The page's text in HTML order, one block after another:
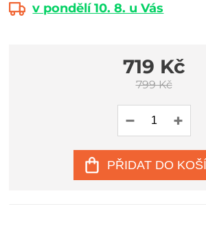
v pondělí 10. 8. u Vás
719 Kč
799 Kč
PŘIDAT DO